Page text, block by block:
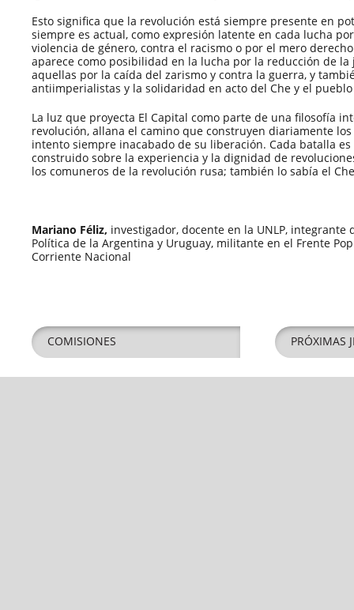
Esto significa que la revolución está siempre presente en
siempre es actual, como expresión latente en cada lucha
violencia de género, contra el racismo o por el mero
aparece como posibilidad en la lucha por la reducción de
aquellas por la caída del zarismo y contra la guerra, y
antiimperialistas y la solidaridad en acto del Che y el
La luz que proyecta El Capital como parte de una filosofía
revolución, allana el camino que construyen diariamente
intento siempre inacabado de su liberación. Cada batalla
construido sobre la experiencia y la dignidad de
los comuneros de la revolución rusa; también lo sabía el
Mariano Féliz, investigador, docente en la UNLP, integrante
Política de la Argentina y Uruguay, militante en el Frente
Corriente Nacional
COMISIONES PRÓXIMAS